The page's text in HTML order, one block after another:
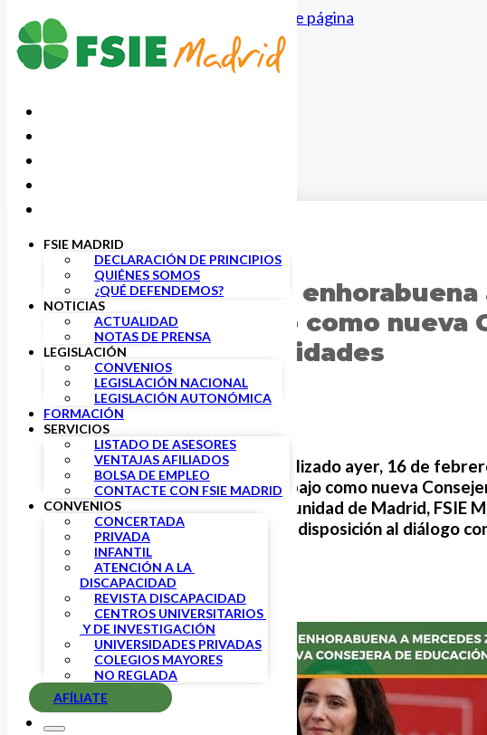
Saltar al contenido principal Saltar al pie de página
FSIE MADRID
DECLARACIÓN DE PRINCIPIOS
QUIÉNES SOMOS
¿QUÉ DEFENDEMOS?
NOTICIAS
ACTUALIDAD
NOTAS DE PRENSA
LEGISLACIÓN
CONVENIOS
LEGISLACIÓN NACIONAL
LEGISLACIÓN AUTONÓMICA
FORMACIÓN
SERVICIOS
LISTADO DE ASESORES
VENTAJAS AFILIADOS
BOLSA DE EMPLEO
CONTACTE CON FSIE MADRID
CONVENIOS
CONCERTADA
PRIVADA
INFANTIL
ATENCIÓN A LA
DISCAPACIDAD
REVISTA DISCAPACIDAD
CENTROS UNIVERSITARIOS
Y DE INVESTIGACIÓN
UNIVERSIDADES PRIVADAS
COLEGIOS MAYORES
NO REGLADA
AFÍLIATE
17 FEBRERO, 2026
FSIE Madrid da la
su nombramiento como nueva
Ciencia y Universidades
Tras el anuncio oficial realizado ayer, 16 de
Mercedes Zarzalejo Carbajo como nueva
Universidades de la Comunidad de Madrid, FSIE
enhorabuena formal y su disposición al diálogo
educativa.